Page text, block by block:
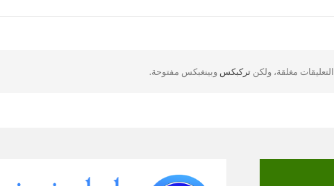
التعليقات مغلقة، ولكن تركبكس وبينغبكس مفتوحة.